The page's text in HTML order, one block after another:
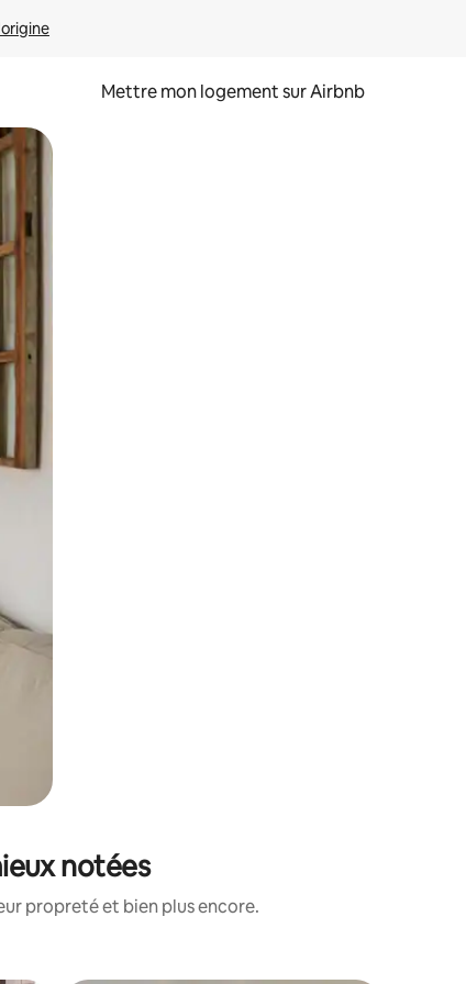
Mettre mon logement sur Airbnb
notées
propreté et bien plus encore.